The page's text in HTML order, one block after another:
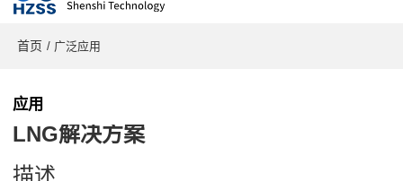
首页 / 广泛应用
应用
LNG解决方案
描述